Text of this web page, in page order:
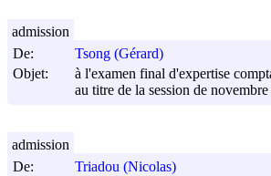
De:
Tsong (Gérard)
Objet:
à l'examen final d'expertise
au titre de la session de
admission
De:
Triadou (Nicolas)
admission